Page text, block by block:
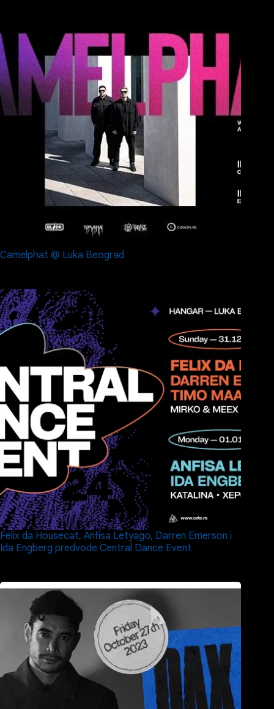
Camelphat @ Luka Beograd
Felix da Housecat, Anfisa Letyago, Darren Emerson i
Ida Engberg predvode Central Dance Event